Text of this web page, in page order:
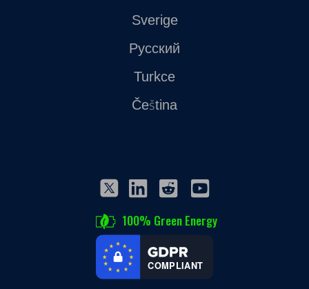
Sverige
Русский
Turkce
Čeština
100% Green Energy
COMPLIANT